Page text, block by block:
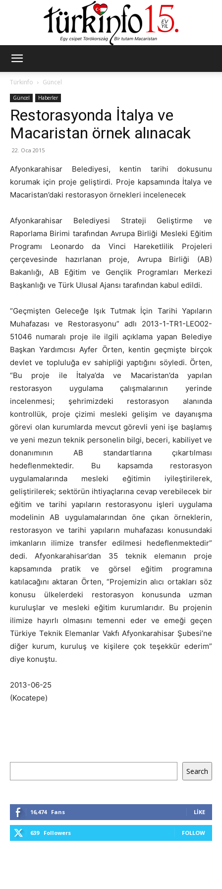
Türkinfo
Güncel
Güncel Haberler
Restorasyonda İtalya ve
Macaristan örnek alınacak
22. Oca 2015
Afyonkarahisar Belediyesi, kentin tarihi dokusunu
korumak için proje geliştirdi. Proje kapsamında İtalya ve
Macaristan’daki restorasyon örnekleri incelenecek
Afyonkarahisar Belediyesi Strateji Geliştirme ve
Raporlama Birimi tarafından Avrupa Birliği Mesleki Eğitim
Programı Leonardo da Vinci Hareketlilik Projeleri
çerçevesinde hazırlanan proje, Avrupa Birliği (AB)
Bakanlığı, AB Eğitim ve Gençlik Programları Merkezi
Başkanlığı ve Türk Ulusal Ajansı tarafından kabul edildi.
“Geçmişten Geleceğe Işık Tutmak İçin Tarihi Yapıların
Muhafazası ve Restorasyonu” adlı 2013-1-TR1-LEO02-
51046 numaralı proje ile ilgili açıklama yapan Belediye
Başkan Yardımcısı Ayfer Örten, kentin geçmişte birçok
devlet ve topluluğa ev sahipliği yaptığını söyledi. Örten,
“Bu proje ile İtalya’da ve Macaristan’da yapılan
restorasyon uygulama çalışmalarının yerinde
incelenmesi; şehrimizdeki restorasyon alanında
kontrollük, proje çizimi mesleki gelişim ve dayanışma
görevi olan kurumlarda mevcut görevli yeni işe başlamış
ve yeni mezun teknik personelin bilgi, beceri, kabiliyet ve
donanımının AB standartlarına çıkartılması
hedeflenmektedir. Bu kapsamda restorasyon
uygulamalarında mesleki eğitimin iyileştirilerek,
geliştirilerek; sektörün ihtiyaçlarına cevap verebilecek bir
eğitim ve tarihi yapıların restorasyonu işleri uygulama
modelinin AB uygulamalarından öne çıkan örneklerin,
restorasyon ve tarihi yapıların muhafazası konusundaki
imkanların ilimize transfer edilmesi hedeflenmektedir”
dedi. Afyonkarahisar’dan 35 teknik elemanın proje
kapsamında pratik ve görsel eğitim programına
katılacağını aktaran Örten, “Projemizin alıcı ortakları söz
konusu ülkelerdeki restorasyon konusunda uzman
kuruluşlar ve mesleki eğitim kurumlarıdır. Bu projenin
ilimize hayırlı olmasını temenni eder ve emeği geçen
Türkiye Teknik Elemanlar Vakfı Afyonkarahisar Şubesi’ne
diğer kurum, kuruluş ve kişilere çok teşekkür ederim”
diye konuştu.
2013-06-25
(Kocatepe)
Search
16,474 Fans LIKE
639 Followers FOLLOW